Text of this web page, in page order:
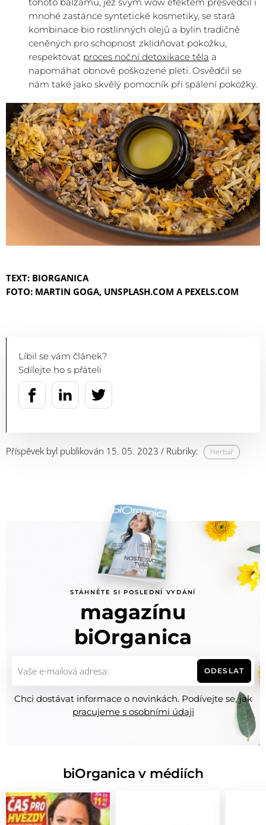
mnohé zastánce syntetické kosmetiky, se stará
kombinace bio rostlinných olejů a bylin tradičně
ceněných pro schopnost zklidňovat pokožku,
respektovat proces noční detoxikace těla a
napomáhat obnově poškozené pleti. Osvědčil se
nám také jako skvělý pomocník při spálení pokožky.
TEXT: BIORGANICA
FOTO: MARTIN GOGA, UNSPLASH.COM A PEXELS.COM
Líbil se vám článek?
Sdílejte ho s přáteli
Příspěvek byl publikován 15. 05. 2023 / Rubriky: Herbář
STÁHNĚTE SI POSLEDNÍ VYDÁNÍ
magazínu
biOrganica
ODESLAT
Chci dostávat informace o novinkách. Podívejte se, jak
pracujeme s osobními údaji
biOrganica v médiích